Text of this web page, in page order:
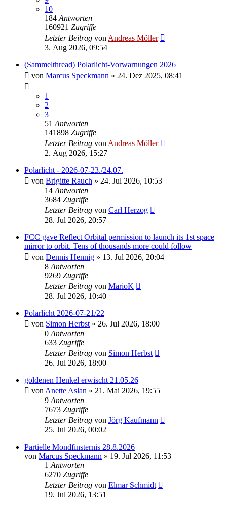
10
184 Antworten
160921 Zugriffe
Letzter Beitrag von Andreas Möller
3. Aug 2026, 09:54
(Sammelthread) Polarlicht-Vorwarnungen 2026
von Marcus Speckmann » 24. Dez 2025, 08:41
1
2
3
51 Antworten
141898 Zugriffe
Letzter Beitrag von Andreas Möller
2. Aug 2026, 15:27
Polarlicht - 2026-07-23./24.07.
von Brigitte Rauch » 24. Jul 2026, 10:53
14 Antworten
3684 Zugriffe
Letzter Beitrag von Carl Herzog
28. Jul 2026, 20:57
FCC gave Reflect Orbital permission to launch its 1st space
mirror to orbit. Tens of thousands more could follow
von Dennis Hennig » 13. Jul 2026, 20:04
8 Antworten
9269 Zugriffe
Letzter Beitrag von MarioK
28. Jul 2026, 10:40
Polarlicht 2026-07-21/22
von Simon Herbst » 26. Jul 2026, 18:00
0 Antworten
633 Zugriffe
Letzter Beitrag von Simon Herbst
26. Jul 2026, 18:00
goldenen Henkel erwischt 21.05.26
von Anette Aslan » 21. Mai 2026, 19:55
9 Antworten
7673 Zugriffe
Letzter Beitrag von Jörg Kaufmann
25. Jul 2026, 00:02
Partielle Mondfinsternis 28.8.2026
von Marcus Speckmann » 19. Jul 2026, 11:53
1 Antworten
6270 Zugriffe
Letzter Beitrag von Elmar Schmidt
19. Jul 2026, 13:51